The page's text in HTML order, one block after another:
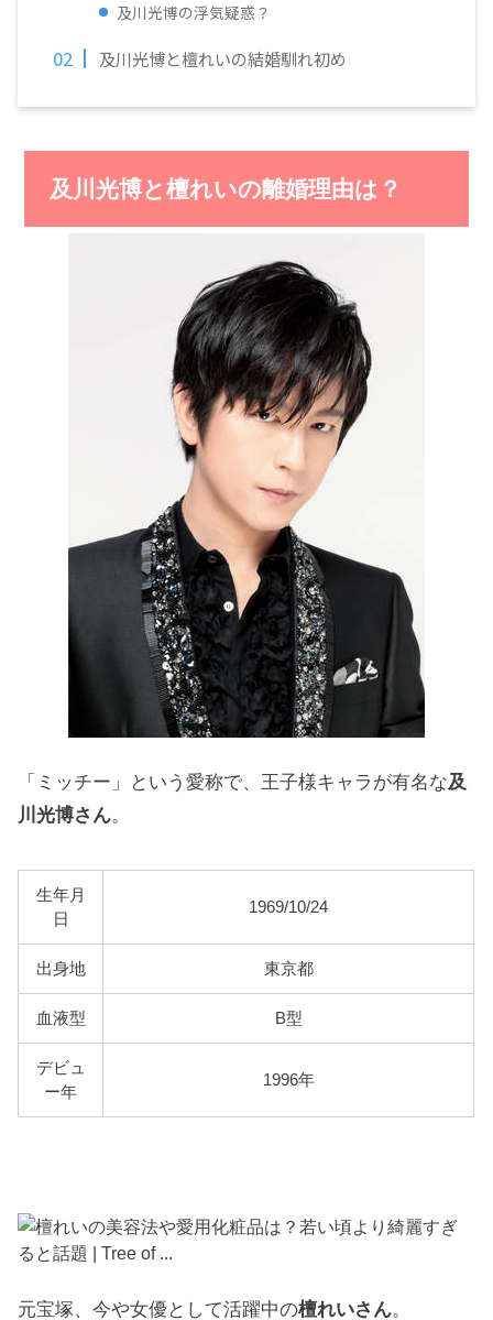
及川光博の浮気疑惑？
及川光博と檀れいの結婚馴れ初め
及川光博と檀れいの離婚理由は？
「ミッチー」という愛称で、王子様キャラが有名な及
川光博さん。
生年月
日
1969/10/24
出身地 東京都
血液型 B型
デビュ
ー年
1996年
元宝塚、今や女優として活躍中の檀れいさん。